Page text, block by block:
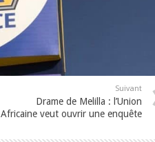
Suivant
Drame de Melilla : l’Union
Africaine veut ouvrir une enquête